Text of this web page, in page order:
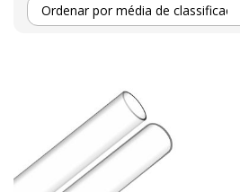
Ordenar por média de classificação